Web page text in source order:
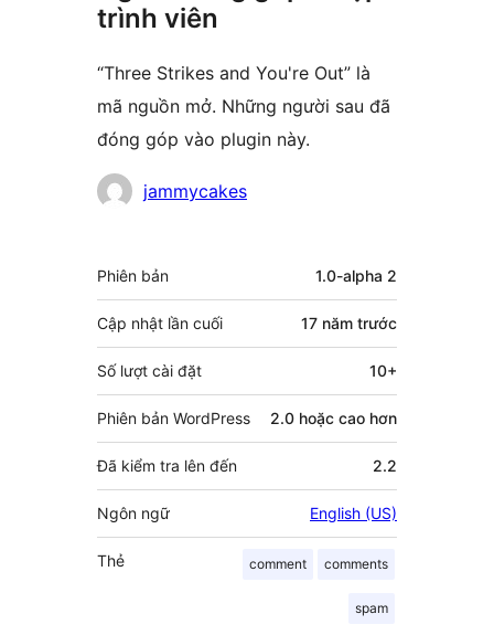
trình viên
“Three Strikes and You're Out” là
mã nguồn mở. Những người sau đã
đóng góp vào plugin này.
Những
góp
jammycakes
Meta
Phiên bản 1.0-alpha 2
Cập nhật lần cuối 17 năm trước
Số lượt cài đặt 10+
Phiên bản WordPress 2.0 hoặc cao hơn
Đã kiểm tra lên đến 2.2
Ngôn ngữ English (US)
Thẻ comment comments
spam